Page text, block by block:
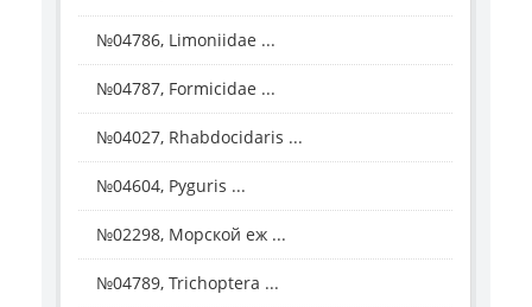
№04786, Limoniidae ...
№04787, Formicidae ...
№04027, Rhabdocidaris ...
№04604, Pyguris ...
№02298, Морской еж ...
№04789, Trichoptera ...